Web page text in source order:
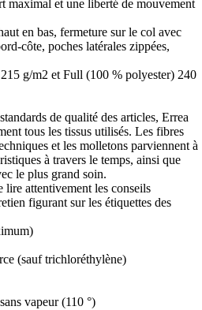
maximal et une liberté de mouvement
en bas, fermeture sur le col avec
côte, poches latérales zippées,
g/m2 et Full (100 % polyester) 240
de qualité des articles, Errea
tous les tissus utilisés. Les fibres
et les molletons parviennent à
à travers le temps, ainsi que
le plus grand soin.
attentivement les conseils
figurant sur les étiquettes des
(sauf trichloréthylène)
vapeur (110 °)